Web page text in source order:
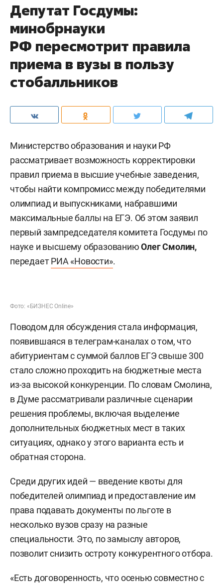
Депутат Госдумы:
минобрнауки
РФ пересмотрит правила
приема в вузы в пользу
стобалльников
Министерство образования и науки РФ
рассматривает возможность корректировки
правил приема в высшие учебные заведения,
чтобы найти компромисс между победителями
олимпиад и выпускниками, набравшими
максимальные баллы на ЕГЭ. Об этом заявил
первый зампредседателя комитета Госдумы по
науке и высшему образованиюОлег Смолин,
передаетРИА «Новости».
Фото: «БИЗНЕС Online»
Поводом для обсуждения стала информация,
появившаяся в телеграм-каналах о том, что
абитуриентам с суммой баллов ЕГЭ свыше 300
стало сложно проходить на бюджетные места
из-за высокой конкуренции. По словам Смолина,
в Думе рассматривали различные сценарии
решения проблемы, включая выделение
ситуациях, однако у этого варианта есть и